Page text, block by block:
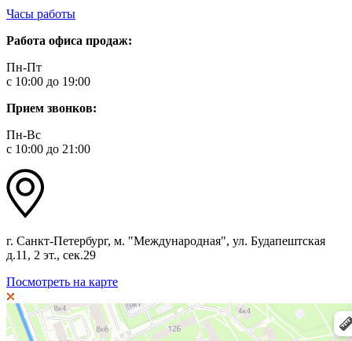
Часы работы
Работа офиса продаж:
Пн-Пт
с 10:00 до 19:00
Прием звонков:
Пн-Вс
с 10:00 до 21:00
г. Санкт-Петербург, м. "Международная", ул. Будапештская
д.11, 2 эт., сек.29
Посмотреть на карте